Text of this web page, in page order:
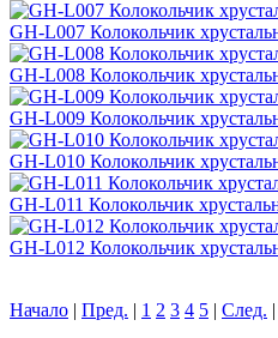
GH-L007 Колокольчик
GH-L008 Колокольчик
GH-L009 Колокольчик
GH-L010 Колокольчик
GH-L011 Колокольчик
GH-L012 Колокольчик
Начало | Пред. | 1 2 3 4 5 | След. |